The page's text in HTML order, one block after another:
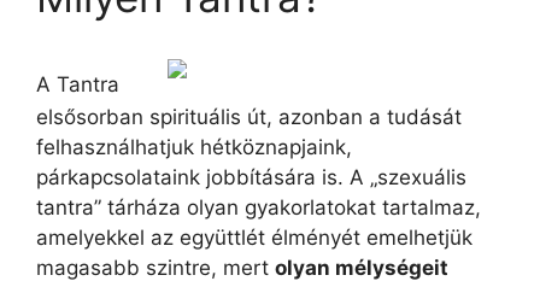
A Tantra
elsősorban spirituális út, azonban a tudását
felhasználhatjuk hétköznapjaink,
párkapcsolataink jobbítására is. A „szexuális
tantra” tárháza olyan gyakorlatokat tartalmaz,
amelyekkel az együttlét élményét emelhetjük
magasabb szintre, mert olyan mélységeit